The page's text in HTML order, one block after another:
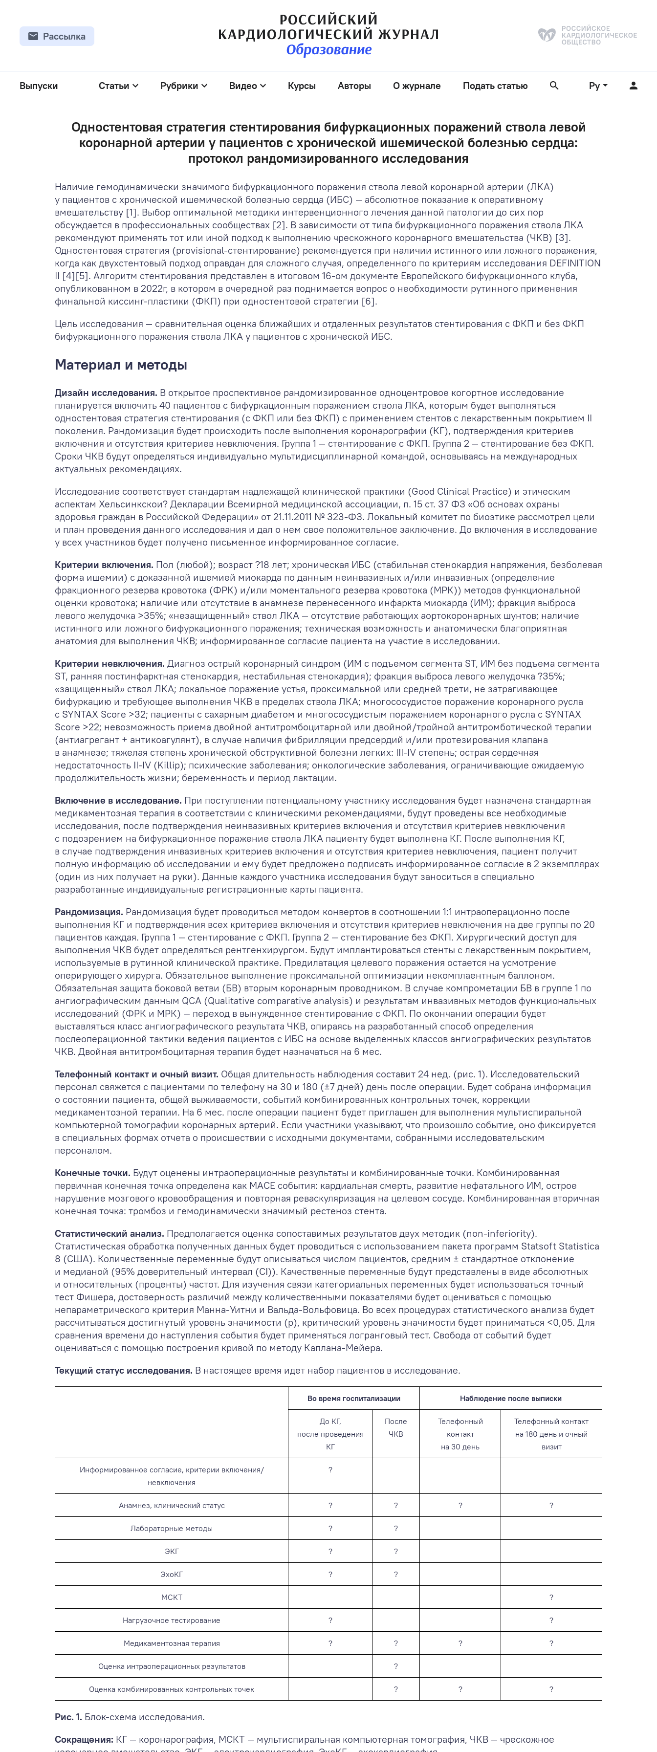
Рассылка
Выпуски Статьи Рубрики Видео Курсы Авторы О журнале Подать статью Ру
Одностентовая стратегия стентирования бифуркационных поражений ствола левой
коронарной артерии у пациентов с хронической ишемической болезнью сердца:
протокол рандомизированного исследования
Наличие гемодинамически значимого бифуркационного поражения ствола левой коронарной артерии (ЛКА)
у пациентов с хронической ишемической болезнью сердца (ИБС) — абсолютное показание к оперативному
вмешательству [1]. Выбор оптимальной методики интервенционного лечения данной патологии до сих пор
обсуждается в профессиональных сообществах [2]. В зависимости от типа бифуркационного поражения ствола ЛКА
рекомендуют применять тот или иной подход к выполнению чрескожного коронарного вмешательства (ЧКВ) [3].
Одностентовая стратегия (provisional-стентирование) рекомендуется при наличии истинного или ложного поражения,
когда как двухстентовый подход оправдан для сложного случая, определенного по критериям исследования DEFINITION
II [4][5]. Алгоритм стентирования представлен в итоговом 16-ом документе Европейского бифуркационного клуба,
опубликованном в 2022г, в котором в очередной раз поднимается вопрос о необходимости рутинного применения
финальной киссинг-пластики (ФКП) при одностентовой стратегии [6].
Цель исследования — сравнительная оценка ближайших и отдаленных результатов стентирования с ФКП и без ФКП
бифуркационного поражения ствола ЛКА у пациентов с хронической ИБС.
Материал и методы
Дизайн исследования. В открытое проспективное рандомизированное одноцентровое когортное исследование
планируется включить 40 пациентов с бифуркационным поражением ствола ЛКА, которым будет выполняться
одностентовая стратегия стентирования (с ФКП или без ФКП) с применением стентов с лекарственным покрытием II
поколения. Рандомизация будет происходить после выполнения коронарографии (КГ), подтверждения критериев
включения и отсутствия критериев невключения. Группа 1 — стентирование с ФКП. Группа 2 — стентирование без ФКП.
Сроки ЧКВ будут определяться индивидуально мультидисциплинарной командой, основываясь на международных
актуальных рекомендациях.
Исследование соответствует стандартам надлежащей клинической практики (Good Clinical Practice) и этическим
аспектам Хельсинкскои? Декларации Всемирной медицинской ассоциации, п. 15 ст. 37 ФЗ «Об основах охраны
здоровья граждан в Российской Федерации» от 21.11.2011 № 323-ФЗ. Локальный комитет по биоэтике рассмотрел цели
и план проведения данного исследования и дал о нем свое положительное заключение. До включения в исследование
у всех участников будет получено письменное информированное согласие.
Критерии включения. Пол (любой); возраст ?18 лет; хроническая ИБС (стабильная стенокардия напряжения, безболевая
форма ишемии) с доказанной ишемией миокарда по данным неинвазивных и/или инвазивных (определение
фракционного резерва кровотока (ФРК) и/или моментального резерва кровотока (МРК)) методов функциональной
оценки кровотока; наличие или отсутствие в анамнезе перенесенного инфаркта миокарда (ИМ); фракция выброса
левого желудочка >35%; «незащищенный» ствол ЛКА — отсутствие работающих аортокоронарных шунтов; наличие
истинного или ложного бифуркационного поражения; техническая возможность и анатомически благоприятная
анатомия для выполнения ЧКВ; информированное согласие пациента на участие в исследовании.
Критерии невключения. Диагноз острый коронарный синдром (ИМ с подъемом сегмента ST, ИМ без подъема сегмента
ST, ранняя постинфарктная стенокардия, нестабильная стенокардия); фракция выброса левого желудочка ?35%;
«защищенный» ствол ЛКА; локальное поражение устья, проксимальной или средней трети, не затрагивающее
бифуркацию и требующее выполнения ЧКВ в пределах ствола ЛКА; многососудистое поражение коронарного русла
с SYNTAX Score >32; пациенты с сахарным диабетом и многососудистым поражением коронарного русла с SYNTAX
Score >22; невозможность приема двойной антитромбоцитарной или двойной/тройной антитромботической терапии
(антиагрегант + антикоагулянт), в случае наличия фибрилляции предсердий и/или протезирования клапана
в анамнезе; тяжелая степень хронической обструктивной болезни легких: III-IV степень; острая сердечная
недостаточность II-IV (Killip); психические заболевания; онкологические заболевания, ограничивающие ожидаемую
продолжительность жизни; беременность и период лактации.
Включение в исследование. При поступлении потенциальному участнику исследования будет назначена стандартная
медикаментозная терапия в соответствии с клиническими рекомендациями, будут проведены все необходимые
исследования, после подтверждения неинвазивных критериев включения и отсутствия критериев невключения
с подозрением на бифуркационное поражение ствола ЛКА пациенту будет выполнена КГ. После выполнения КГ,
в случае подтверждения инвазивных критериев включения и отсутствия критериев невключения, пациент получит
полную информацию об исследовании и ему будет предложено подписать информированное согласие в 2 экземплярах
(один из них получает на руки). Данные каждого участника исследования будут заноситься в специально
разработанные индивидуальные регистрационные карты пациента.
Рандомизация. Рандомизация будет проводиться методом конвертов в соотношении 1:1 интраоперационно после
выполнения КГ и подтверждения всех критериев включения и отсутствия критериев невключения на две группы по 20
пациентов каждая. Группа 1 — стентирование с ФКП. Группа 2 — стентирование без ФКП. Хирургический доступ для
выполнения ЧКВ будет определяться рентгенхирургом. Будут имплантироваться стенты с лекарственным покрытием,
используемые в рутинной клинической практике. Предилатация целевого поражения остается на усмотрение
оперирующего хирурга. Обязательное выполнение проксимальной оптимизации некомплаентным баллоном.
Обязательная защита боковой ветви (БВ) вторым коронарным проводником. В случае компрометации БВ в группе 1 по
ангиографическим данным QCA (Qualitative comparative analysis) и результатам инвазивных методов функциональных
исследований (ФРК и МРК) — переход в вынужденное стентирование с ФКП. По окончании операции будет
выставляться класс ангиографического результата ЧКВ, опираясь на разработанный способ определения
послеоперационной тактики ведения пациентов с ИБС на основе выделенных классов ангиографических результатов
ЧКВ. Двойная антитромбоцитарная терапия будет назначаться на 6 мес.
Телефонный контакт и очный визит. Общая длительность наблюдения составит 24 нед. (рис. 1). Исследовательский
персонал свяжется с пациентами по телефону на 30 и 180 (±7 дней) день после операции. Будет собрана информация
о состоянии пациента, общей выживаемости, событий комбинированных контрольных точек, коррекции
медикаментозной терапии. На 6 мес. после операции пациент будет приглашен для выполнения мультиспиральной
компьютерной томографии коронарных артерий. Если участники указывают, что произошло событие, оно фиксируется
в специальных формах отчета о происшествии с исходными документами, собранными исследовательским
персоналом.
Конечные точки. Будут оценены интраоперационные результаты и комбинированные точки. Комбинированная
первичная конечная точка определена как MACE события: кардиальная смерть, развитие нефатального ИМ, острое
нарушение мозгового кровообращения и повторная реваскуляризация на целевом сосуде. Комбинированная вторичная
конечная точка: тромбоз и гемодинамически значимый рестеноз стента.
Статистический анализ. Предполагается оценка сопоставимых результатов двух методик (non-inferiority).
Статистическая обработка полученных данных будет проводиться с использованием пакета программ Statsoft Statistica
8 (США). Количественные переменные будут описываться числом пациентов, средним ± стандартное отклонение
и медианой (95% доверительный интервал (CI)). Качественные переменные будут представлены в виде абсолютных
и относительных (проценты) частот. Для изучения связи категориальных переменных будет использоваться точный
тест Фишера, достоверность различий между количественными показателями будет оцениваться с помощью
непараметрического критерия Манна-Уитни и Вальда-Вольфовица. Во всех процедурах статистического анализа будет
рассчитываться достигнутый уровень значимости (р), критический уровень значимости будет приниматься <0,05. Для
сравнения времени до наступления события будет применяться логранговый тест. Свобода от событий будет
оцениваться с помощью построения кривой по методу Каплана-Мейера.
Текущий статус исследования. В настоящее время идет набор пациентов в исследование.
Во время госпитализации Наблюдение после выписки
До КГ,
после проведения
КГ
После
ЧКВ
Телефонный
контакт
на 30 день
Телефонный контакт
на 180 день и очный
визит
Информированное согласие, критерии включения/
невключения
?
Анамнез, клинический статус ? ? ? ?
Лабораторные методы ? ?
ЭКГ ? ?
ЭхоКГ ? ?
МСКТ ?
Нагрузочное тестирование ? ?
Медикаментозная терапия ? ? ? ?
Оценка интраоперационных результатов ?
Оценка комбинированных контрольных точек ? ? ?
Рис. 1. Блок-схема исследования.
Сокращения: КГ — коронарография, МСКТ — мультиспиральная компьютерная томография, ЧКВ — чрескожное